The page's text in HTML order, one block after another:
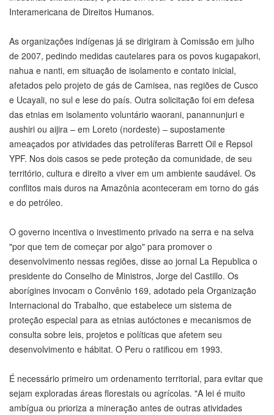
Interamericana de Direitos Humanos.
As organizações indígenas já se dirigiram à Comissão em julho
de 2007, pedindo medidas cautelares para os povos kugapakori,
nahua e nanti, em situação de isolamento e contato inicial,
afetados pelo projeto de gás de Camisea, nas regiões de Cusco
e Ucayali, no sul e lese do país. Outra solicitação foi em defesa
das etnias em isolamento voluntário waorani, panannunjuri e
aushiri ou aijira – em Loreto (nordeste) – supostamente
ameaçados por atividades das petrolíferas Barrett Oil e Repsol
YPF. Nos dois casos se pede proteção da comunidade, de seu
território, cultura e direito a viver em um ambiente saudável. Os
conflitos mais duros na Amazônia aconteceram em torno do gás
e do petróleo.
O governo incentiva o investimento privado na serra e na selva
"por que tem de começar por algo" para promover o
desenvolvimento nessas regiões, disse ao jornal La Republica o
presidente do Conselho de Ministros, Jorge del Castillo. Os
aborígines invocam o Convênio 169, adotado pela Organização
Internacional do Trabalho, que estabelece um sistema de
proteção especial para as etnias autóctones e mecanismos de
consulta sobre leis, projetos e políticas que afetem seu
desenvolvimento e hábitat. O Peru o ratificou em 1993.
É necessário primeiro um ordenamento territorial, para evitar que
sejam exploradas áreas florestais ou agrícolas. "A lei é muito
ambígua ou prioriza a mineração antes de outras atividades